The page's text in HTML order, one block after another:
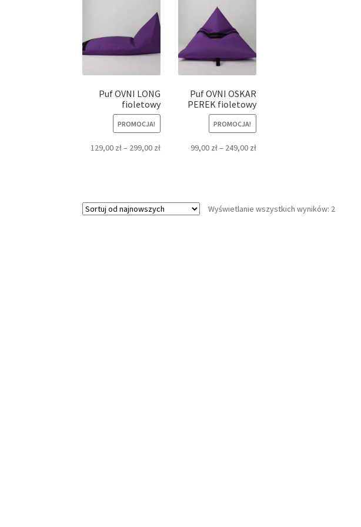
Puf OVNI LONG
fioletowy
PROMOCJA!
129,00 zł– 299,00 zł
Puf OVNI OSKAR
PEREK fioletowy
PROMOCJA!
99,00 zł– 249,00 zł
Wyświetlanie wszystkich wyników: 2